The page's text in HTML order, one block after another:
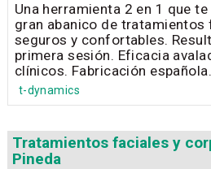
Una herramienta 2 en 1 que
gran abanico de tratamientos
seguros y confortables.
primera sesión. Eficacia
clínicos. Fabricación española.
t-dynamics
Tratamientos faciales y
Pineda